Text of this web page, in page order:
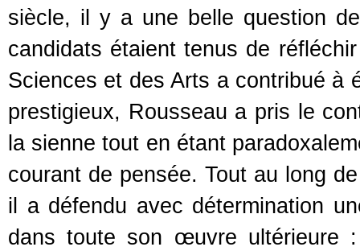
siècle, il y a une belle question
candidats étaient tenus de
Sciences et des Arts a contribué
prestigieux, Rousseau a pris le
la sienne tout en étant
courant de pensée. Tout au long
il a défendu avec détermination
dans toute son œuvre ultérieure